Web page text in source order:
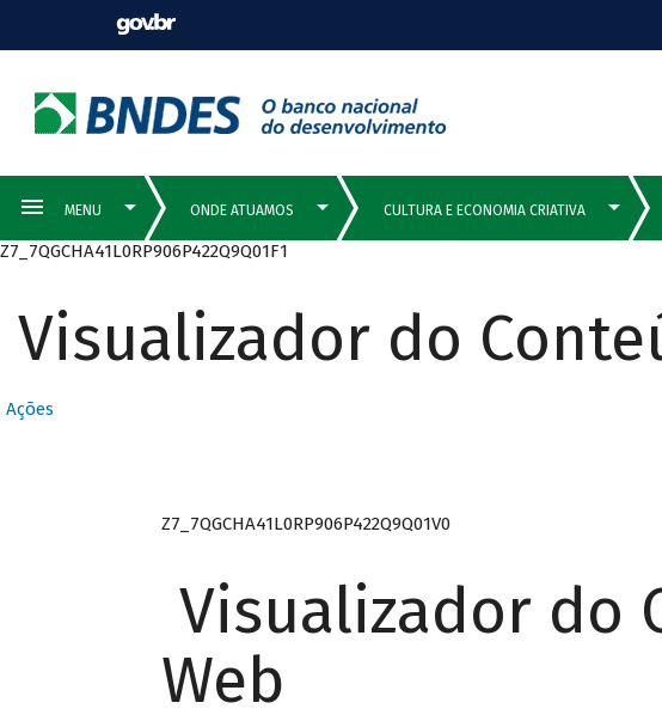
Z7_7QGCHA41L0RP906P422Q9Q01F1
Visualizador do
Ações
Z7_7QGCHA41L0RP906P422Q9Q01V0
Visualizador do
Web